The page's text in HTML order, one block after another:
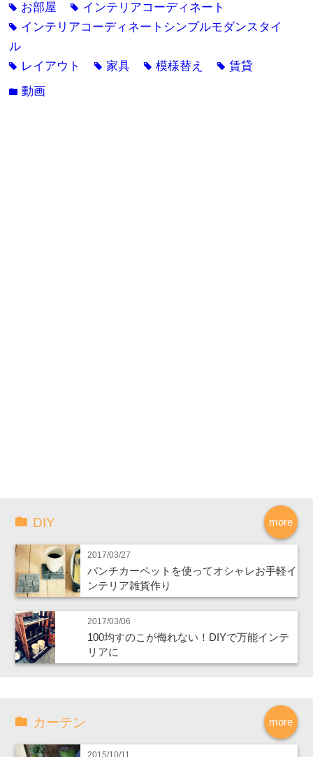
tag お部屋 tag インテリアコーディネート
tag インテリアコーディネートシンプルモダンスタイ
ル
tag レイアウト tag 家具 tag模様替え tag賃貸
folder動画
more
DIY
2017/03/27
パンチカーペットを使ってオシャレお手軽イ
ンテリア雑貨作り
2017/03/06
100均すのこが侮れない！DIYで万能インテ
リアに
more
カーテン
2015/10/11